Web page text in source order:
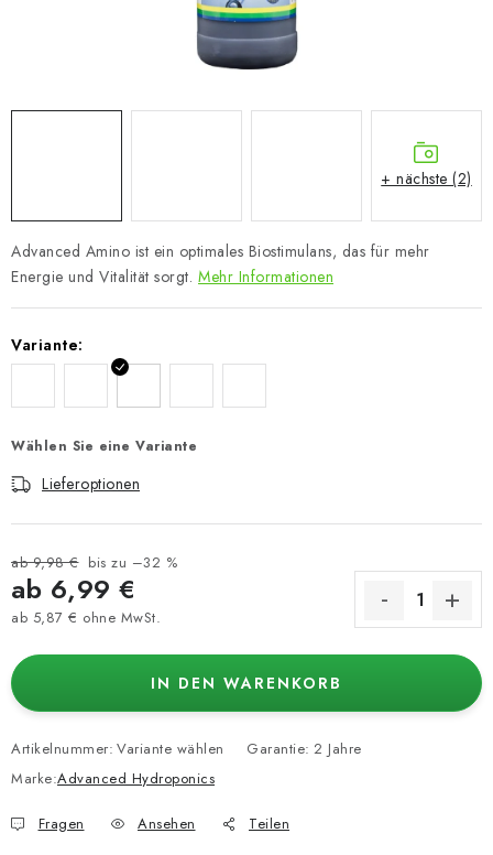
Advanced Amino ist ein optimales Biostimulans, das für mehr
Energie und Vitalität sorgt. Mehr Informationen
Variante:
Wählen Sie eine Variante
Lieferoptionen
ab 9,98 € bis zu –32 %
ab 6,99 €
ab 5,87 € ohne MwSt.
IN DEN WARENKORB
Artikelnummer: Variante wählen
Marke:Advanced Hydroponics
Garantie: 2 Jahre
Fragen Ansehen Teilen
+ nächste (2)